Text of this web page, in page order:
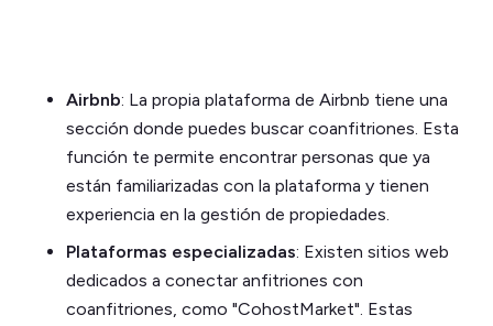
Airbnb: La propia plataforma de Airbnb tiene una
sección donde puedes buscar coanfitriones. Esta
función te permite encontrar personas que ya
están familiarizadas con la plataforma y tienen
experiencia en la gestión de propiedades.
Plataformas especializadas: Existen sitios web
dedicados a conectar anfitriones con
coanfitriones, como "CohostMarket". Estas